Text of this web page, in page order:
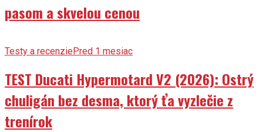
pasom a skvelou cenou
Testy a recenziePred 1 mesiac
TEST Ducati Hypermotard V2 (2026): Ostrý
chuligán bez desma, ktorý ťa vyzlečie z
trenírok